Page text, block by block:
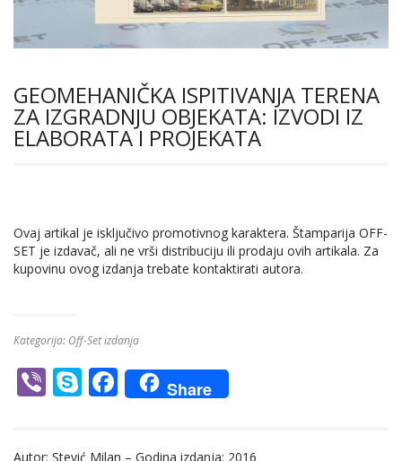
GEOMEHANIČKA ISPITIVANJA TERENA
ZA IZGRADNJU OBJEKATA: IZVODI IZ
ELABORATA I PROJEKATA
Ovaj artikal je isključivo promotivnog karaktera. Štamparija OFF-
SET je izdavač, ali ne vrši distribuciju ili prodaju ovih artikala. Za
kupovinu ovog izdanja trebate kontaktirati autora.
Kategorija: Off-Set izdanja
Vi S F
ac
Share
Autor: Stević Milan – Godina izdanja: 2016